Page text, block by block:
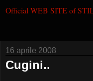
Official WEB SITE of
16 aprile 2008
Cugini..